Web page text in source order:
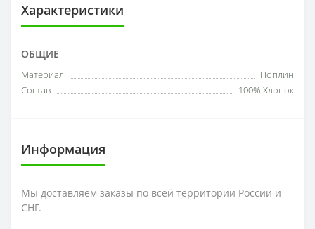
Характеристики
ОБЩИЕ
Материал
Поплин
Состав
100% Хлопок
Информация
Мы доставляем заказы по всей территории России и
СНГ.